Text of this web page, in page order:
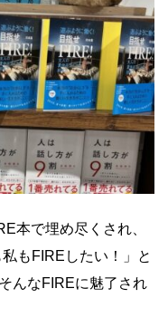
本で埋め尽くされ、
もFIREしたい！」と
んなFIREに魅了され